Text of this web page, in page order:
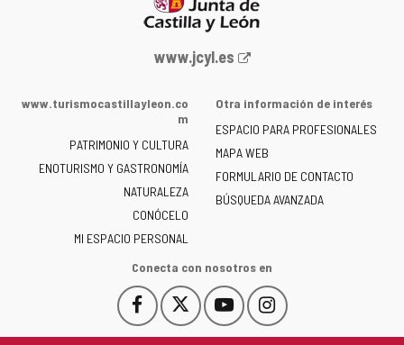
Portal
la
de
Castilla
y
León
-
www.jcyl.es
www.turismocastillayleon.co
m
PATRIMONIO Y CULTURA
ENOTURISMO Y GASTRONOMÍA
NATURALEZA
CONÓCELO
MI ESPACIO PERSONAL
Otra información de interés
ESPACIO PARA PROFESIONALES
MAPA WEB
FORMULARIO DE CONTACTO
BÚSQUEDA AVANZADA
Conecta con nosotros en
Facebook
Este
enlace
Este
enlace
YouTube
Este
enlace
Instagram
Este
enlace